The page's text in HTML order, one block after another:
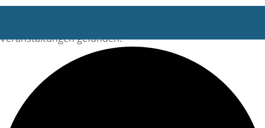
Veranstaltungen gefunden.